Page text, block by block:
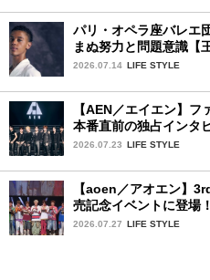
パリ・オペラ座バレエ
まぬ努力と問題意識
ヨーム・ディオップさん
2026.07.14 LIFE STYLE
【AEN／エイエン】フ
本番直前の独占インタ
ーケース完全レポート！
2026.07.23 LIFE STYLE
【aoen／アオエン】
売記念イベントに登場
新たなハジマリになる
2026.07.27 LIFE STYLE